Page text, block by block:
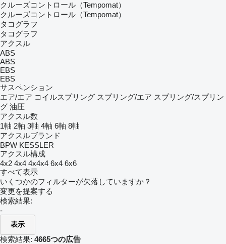
クルーズコントロール（Tempomat）
クルーズコントロール（Tempomat）
タコグラフ
タコグラフ
アクスル
ABS
ABS
EBS
EBS
サスペンション
エア/エア コイルスプリング スプリング/エア スプリング/スプリン
グ 油圧
アクスル数
1軸 2軸 3軸 4軸 6軸 8軸
アクスルブランド
BPW KESSLER
アクスル構成
4x2 4x4 4x4x4 6x4 6x6
すべて表示
いくつかのフィルターが欠落していますか？
変更を提案する
検索結果:
-
表示
検索結果: 4665つの広告